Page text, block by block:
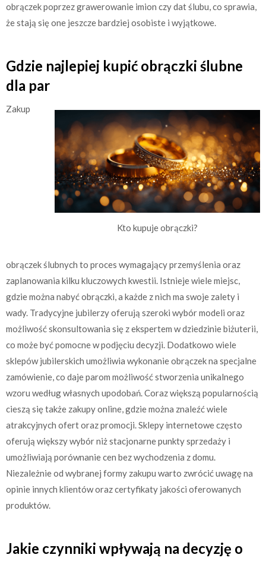
obrączek poprzez grawerowanie imion czy dat ślubu, co sprawia,
że stają się one jeszcze bardziej osobiste i wyjątkowe.
Gdzie najlepiej kupić obrączki ślubne
dla par
Kto kupuje obrączki?
Zakup
obrączek ślubnych to proces wymagający przemyślenia oraz
zaplanowania kilku kluczowych kwestii. Istnieje wiele miejsc,
gdzie można nabyć obrączki, a każde z nich ma swoje zalety i
wady. Tradycyjne jubilerzy oferują szeroki wybór modeli oraz
możliwość skonsultowania się z ekspertem w dziedzinie biżuterii,
co może być pomocne w podjęciu decyzji. Dodatkowo wiele
sklepów jubilerskich umożliwia wykonanie obrączek na specjalne
zamówienie, co daje parom możliwość stworzenia unikalnego
wzoru według własnych upodobań. Coraz większą popularnością
cieszą się także zakupy online, gdzie można znaleźć wiele
atrakcyjnych ofert oraz promocji. Sklepy internetowe często
oferują większy wybór niż stacjonarne punkty sprzedaży i
umożliwiają porównanie cen bez wychodzenia z domu.
Niezależnie od wybranej formy zakupu warto zwrócić uwagę na
opinie innych klientów oraz certyfikaty jakości oferowanych
produktów.
Jakie czynniki wpływają na decyzję o